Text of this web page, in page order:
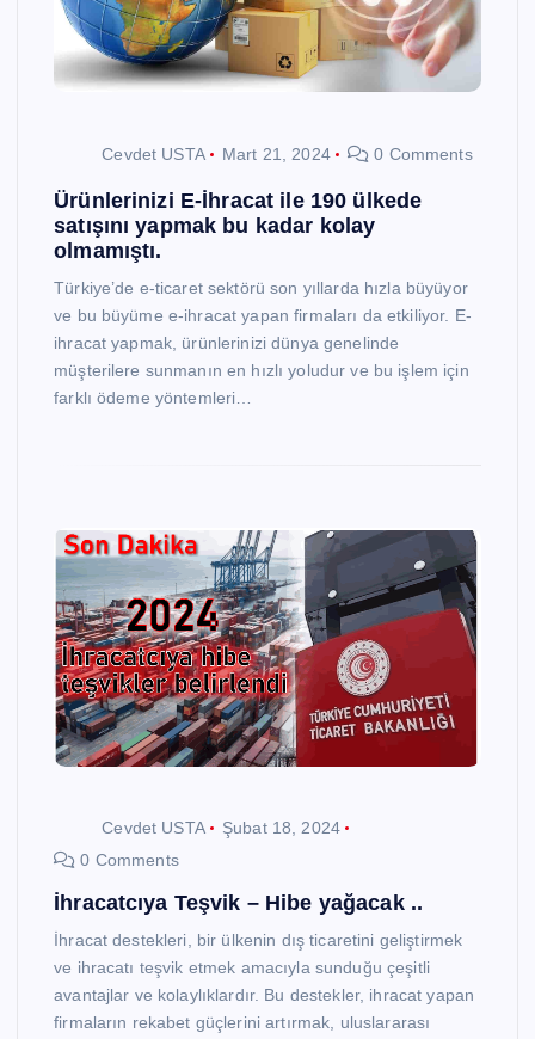
Cevdet USTA Mart 21, 2024 0 Comments
Ürünlerinizi E-İhracat ile 190 ülkede
satışını yapmak bu kadar kolay
olmamıştı.
Türkiye’de e-ticaret sektörü son yıllarda hızla büyüyor
ve bu büyüme e-ihracat yapan firmaları da etkiliyor. E-
ihracat yapmak, ürünlerinizi dünya genelinde
müşterilere sunmanın en hızlı yoludur ve bu işlem için
farklı ödeme yöntemleri…
Cevdet USTA
Şubat 18, 2024
0 Comments
İhracatcıya Teşvik – Hibe yağacak ..
İhracat destekleri, bir ülkenin dış ticaretini geliştirmek
ve ihracatı teşvik etmek amacıyla sunduğu çeşitli
avantajlar ve kolaylıklardır. Bu destekler, ihracat yapan
firmaların rekabet güçlerini artırmak, uluslararası